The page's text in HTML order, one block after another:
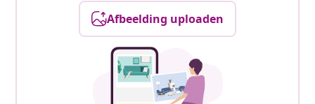
Afbeelding uploaden